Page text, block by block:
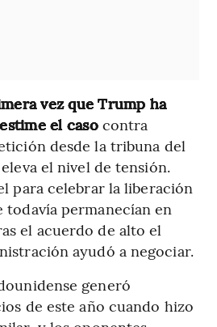
vez que Trump ha
el casocontra
desde la tribuna del
el nivel de tensión.
para celebrar la liberación
todavía permanecían en
el acuerdo de alto el
ayudó a negociar.
generó
de este año cuando hizo